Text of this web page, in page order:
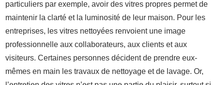
particuliers par exemple, avoir des vitres propres permet de
maintenir la clarté et la luminosité de leur maison. Pour les
entreprises, les vitres nettoyées renvoient une image
professionnelle aux collaborateurs, aux clients et aux
visiteurs. Certaines personnes décident de prendre eux-
mêmes en main les travaux de nettoyage et de lavage. Or,